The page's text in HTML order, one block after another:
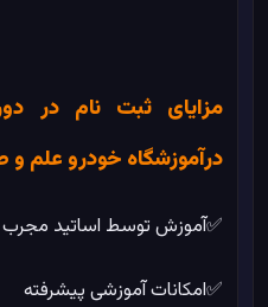
مزایای ثبت نام در
درآموزشگاه خودرو علم
✅آموزش توسط اساتید مجرب
✅امکانات آموزشی پیشرفته